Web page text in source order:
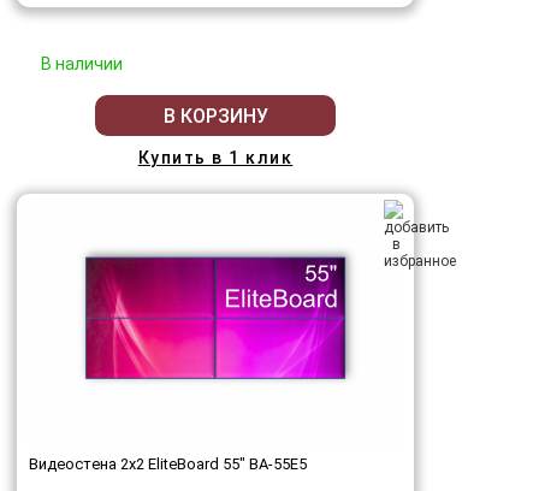
В наличии
В КОРЗИНУ
Купить в 1 клик
Видеостена 2x2 EliteBoard 55" BA-55E5